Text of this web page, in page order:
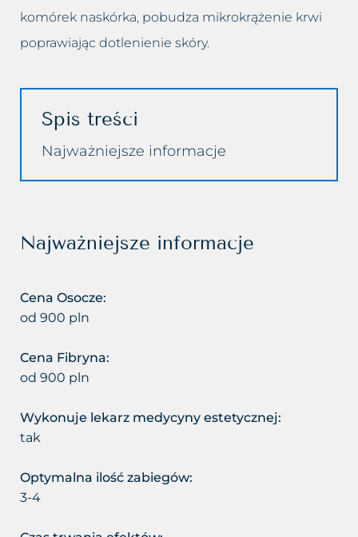
Zmęczona twarz
Łysienie plackowate
Łysienie androgenowe
Suche zniszczone włosy
Łojotokowe zapalenie skóry
głowy
Łupież
Grzybica skóry głowy
Atopowe zapalenie skóry głowy
Usuwanie prosaków
Usuwanie rozstępów
Usuwanie tatuażu
Usuwanie tkanki tłuszczowej
zaskórników
Usuwanie worków i cieni pod
oczami
Usuwanie zmarszczek
Wypełnianie doliny łez
Zamykanie naczynek
komórek naskórka, pobudza mikrokrążenie krwi
poprawiając dotlenienie skóry.
Spis treści
Najważniejsze informacje
Najważniejsze informacje
Cena Osocze:
od 900 pln
Cena Fibryna:
od 900 pln
Wykonuje lekarz medycyny estetycznej:
tak
Optymalna ilość zabiegów:
3-4